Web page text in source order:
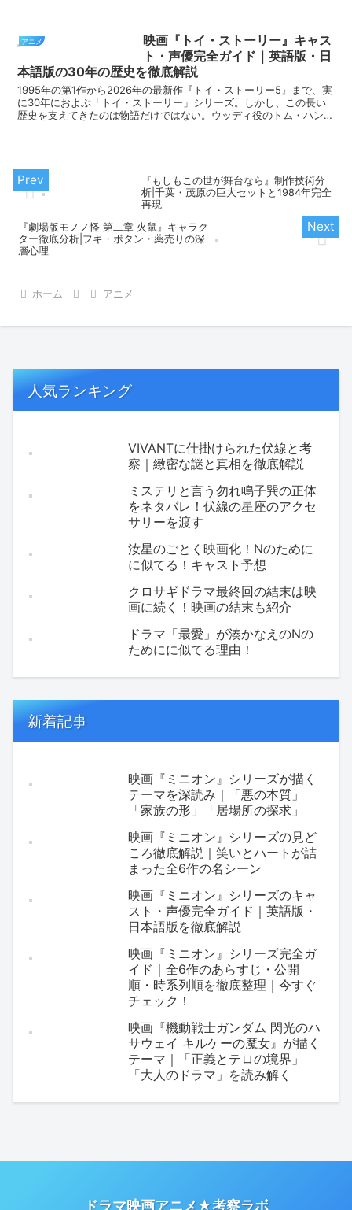
アニメ
映画『トイ・ストーリー』キャス
ト・声優完全ガイド｜英語版・日
本語版の30年の歴史を徹底解説
1995年の第1作から2026年の最新作『トイ・ストーリー5』まで、実
に30年におよぶ「トイ・ストーリー」シリーズ。しかし、この長い
歴史を支えてきたのは物語だけではない。ウッディ役のトム・ハンク
『もしもこの世が舞台なら』制作技術分
析|千葉・茂原の巨大セットと1984年完全
再現
『劇場版モノノ怪 第二章 火鼠』キャラク
ター徹底分析|フキ・ボタン・薬売りの深
層心理
ホーム アニメ
人気ランキング
VIVANTに仕掛けられた伏線と考
察｜緻密な謎と真相を徹底解説
ミステリと言う勿れ鳴子巽の正体
をネタバレ！伏線の星座のアクセ
サリーを渡す
汝星のごとく映画化！Nのために
に似てる！キャスト予想
クロサギドラマ最終回の結末は映
画に続く！映画の結末も紹介
ドラマ「最愛」が湊かなえのNの
ためにに似てる理由！
新着記事
映画『ミニオン』シリーズが描く
テーマを深読み｜「悪の本質」
「家族の形」「居場所の探求」
映画『ミニオン』シリーズの見ど
ころ徹底解説｜笑いとハートが詰
まった全6作の名シーン
映画『ミニオン』シリーズのキャ
スト・声優完全ガイド｜英語版・
日本語版を徹底解説
映画『ミニオン』シリーズ完全ガ
イド｜全6作のあらすじ・公開
順・時系列順を徹底整理｜今すぐ
チェック！
映画『機動戦士ガンダム 閃光のハ
サウェイ キルケーの魔女』が描く
テーマ｜「正義とテロの境界」
「大人のドラマ」を読み解く
ドラマ映画アニメ★考察ラボ